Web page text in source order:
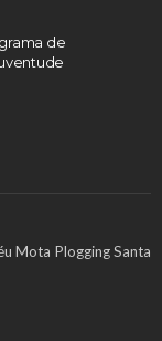
de
Mota Plogging Santa